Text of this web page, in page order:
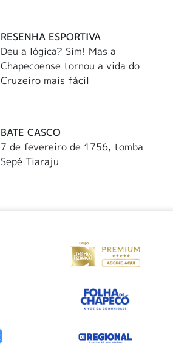
RESENHA ESPORTIVA
Deu a lógica? Sim! Mas a
Chapecoense tornou a vida do
Cruzeiro mais fácil
BATE CASCO
7 de fevereiro de 1756, tomba
Sepé Tiaraju